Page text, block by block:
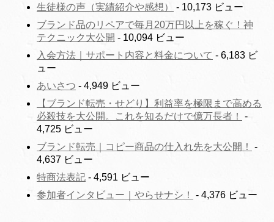
生徒様の声（実績紹介や感想）
- 10,173 ビュー
ブランド品のリペアで毎月20万円以上を稼ぐ！神
テクニック大公開 - 10,094 ビュー
入会方法｜サポート内容と料金について - 6,183 ビ
ュー
あいさつ - 4,949 ビュー
【ブランド転売・せどり】利益率を極限まで高める
必殺技を大公開。これを知るだけで億万長者！
-
4,725 ビュー
ブランド転売｜コピー商品の仕入れ先を大公開！
-
4,637 ビュー
特商法表記 - 4,591 ビュー
参加者インタビュー｜やらせナシ！
- 4,376 ビュー